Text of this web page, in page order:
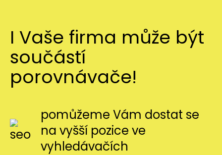
I Vaše firma může být
součástí
porovnávače!
pomůžeme Vám dostat se
na vyšší pozice ve
vyhledávačích